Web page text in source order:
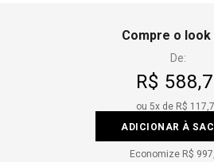
Compre o look
De:
R$
ou 5x de R$
ADICIONAR À
Economize R$